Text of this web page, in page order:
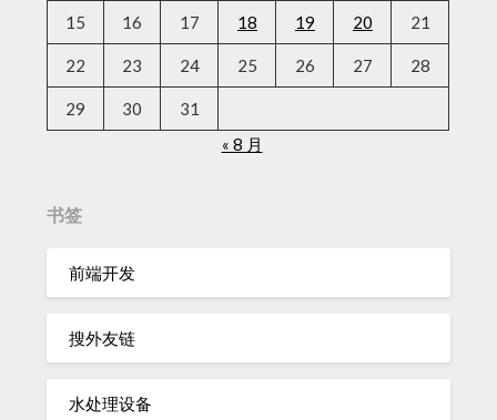
15 16 17 18 19 20 21
22 23 24 25 26 27 28
29 30
31
« 8 月
书签
前端开发
搜外友链
水处理设备